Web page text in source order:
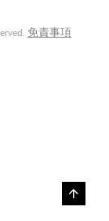
免責事項